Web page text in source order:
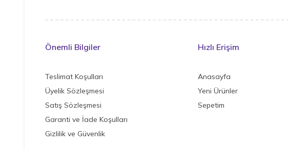
Önemli Bilgiler
Teslimat Koşulları
Üyelik Sözleşmesi
Satış Sözleşmesi
Garanti ve İade Koşulları
Gizlilik ve Güvenlik
Hızlı Erişim
Anasayfa
Yeni Ürünler
Sepetim